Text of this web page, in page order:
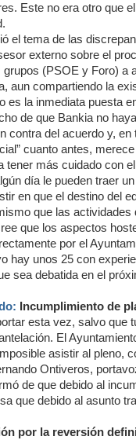
Este no era otro que
el tema de las
externo sobre el
grupos (PSOE y Foro) a
aun compartiendo la
es la inmediata puesta
de que Bankia no
contra del acuerdo y,
cuanto antes,
tener más cuidado con
día le pueden traer
en que el destino del
que las
que los aspectos
por el
hay unos 25 con
sea debatida en el
Incumplimiento de
esta vez, salvo que
El
asistir al pleno,
Ontiveros,
de que debido al
que debido al asunto
por la reversión